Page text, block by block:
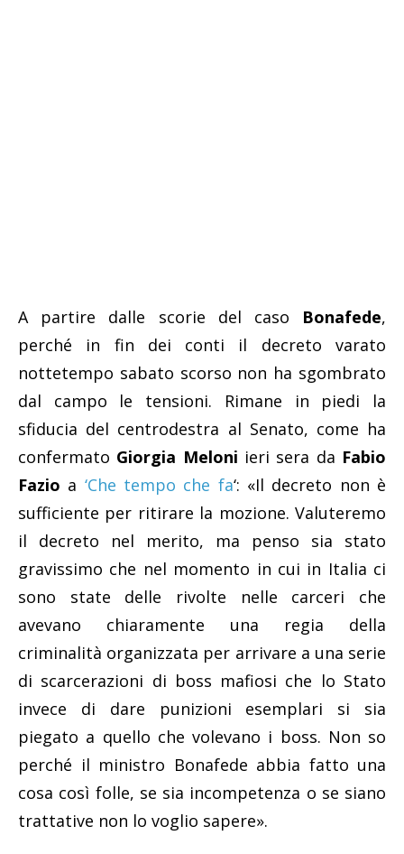
A partire dalle scorie del caso Bonafede,
perché in fin dei conti il decreto varato
nottetempo sabato scorso non ha sgombrato
dal campo le tensioni. Rimane in piedi la
sfiducia del centrodestra al Senato, come ha
confermato Giorgia Meloni ieri sera da Fabio
Fazio a ‘Che tempo che fa‘: «Il decreto non è
sufficiente per ritirare la mozione. Valuteremo
il decreto nel merito, ma penso sia stato
gravissimo che nel momento in cui in Italia ci
sono state delle rivolte nelle carceri che
avevano chiaramente una regia della
criminalità organizzata per arrivare a una serie
di scarcerazioni di boss mafiosi che lo Stato
invece di dare punizioni esemplari si sia
piegato a quello che volevano i boss. Non so
perché il ministro Bonafede abbia fatto una
cosa così folle, se sia incompetenza o se siano
trattative non lo voglio sapere».